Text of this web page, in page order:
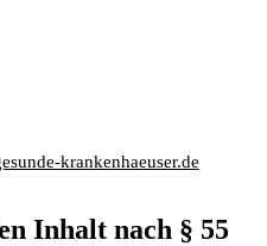
krankenhaeuser.de
Inhalt nach § 55